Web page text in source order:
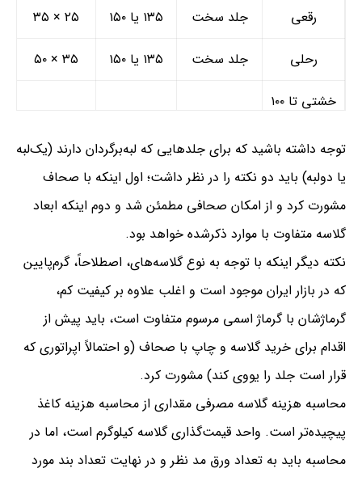
رقعی جلد سخت ۱۳۵ یا ۱۵۰ ۲۵ × ۳۵
رحلی جلد سخت ۱۳۵ یا ۱۵۰ ۳۵ × ۵۰
خشتی تا ۱۰۰
توجه داشته باشید که برای جلدهایی که لبه‌برگردان دارند (یک‌لبه
یا دولبه) باید دو نکته را در نظر داشت؛ اول اینکه با صحاف
مشورت کرد و از امکان صحافی مطمئن شد و دوم اینکه ابعاد
گلاسه متفاوت با موارد ذکرشده خواهد بود.
نکته دیگر اینکه با توجه به نوع گلاسه‌های، اصطلاحاً، گرم‌پایین
که در بازار ایران موجود است و اغلب علاوه بر کیفیت کم،‌
گرماژشان با گرماژ اسمی مرسوم متفاوت است،‌ باید پیش از
اقدام برای خرید گلاسه و چاپ با صحاف (و احتمالاً اپراتوری که
قرار است جلد را یووی کند) مشورت کرد.
محاسبه هزینه گلاسه مصرفی مقداری از محاسبه هزینه کاغذ
پیچیده‌تر است. واحد قیمت‌گذاری گلاسه کیلوگرم است، اما در
محاسبه باید به تعداد ورق مد نظر و در نهایت تعداد بند مورد